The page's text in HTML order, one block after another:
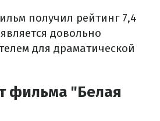
получил рейтинг 7,4
довольно
для драматической
фильма "Белая